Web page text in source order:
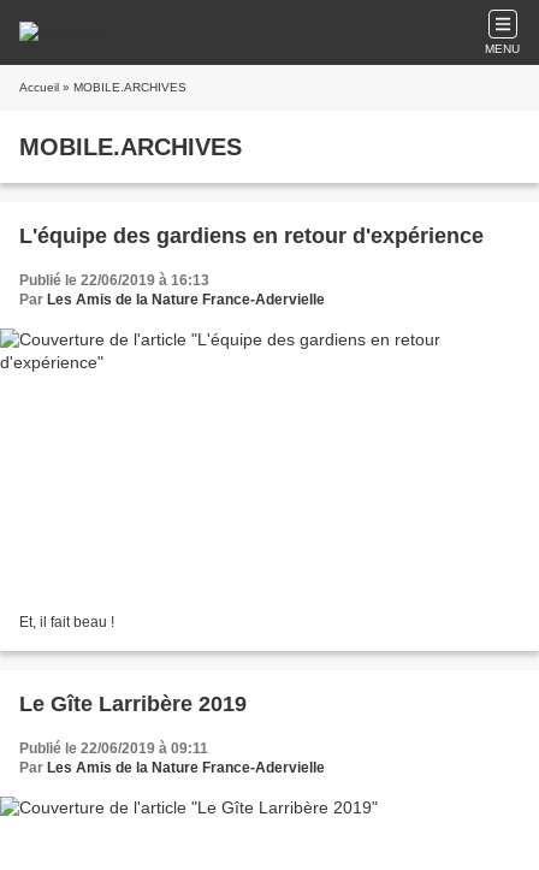
MENU
Accueil » MOBILE.ARCHIVES
MOBILE.ARCHIVES
L'équipe des gardiens en retour d'expérience
Publié le 22/06/2019 à 16:13
Par Les Amis de la Nature France-Adervielle
Et, il fait beau !
Le Gîte Larribère 2019
Publié le 22/06/2019 à 09:11
Par Les Amis de la Nature France-Adervielle